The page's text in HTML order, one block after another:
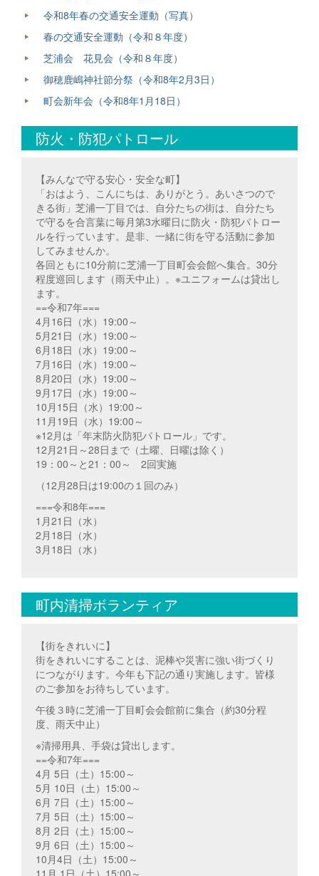
令和8年春の交通安全運動（写真）
春の交通安全運動（令和８年度）
芝浦会 花見会（令和８年度）
御穂鹿嶋神社節分祭（令和8年2月3日）
町会新年会（令和8年1月18日）
防火・防犯パトロール
【みんなで守る安心・安全な町】
「おはよう、こんにちは、ありがとう。あいさつので
きる街」芝浦一丁目では、自分たちの街は、自分たち
で守るを合言葉に毎月第3水曜日に防火・防犯パトロー
ルを行っています。是非、一緒に街を守る活動に参加
してみませんか。
各回ともに10分前に芝浦一丁目町会会館へ集合。30分
程度巡回します（雨天中止）。※ユニフォームは貸出し
ます。
==令和7年===
4月16日（水）19:00～
5月21日（水）19:00～
6月18日（水）19:00～
7月16日（水）19:00～
8月20日（水）19:00～
9月17日（水）19:00～
10月15日（水）19:00～
11月19日（水）19:00～
※12月は「年末防火防犯パトロール」です。
12月21日～28日まで（土曜、日曜は除く）
19：00～と21：00～ 2回実施
（12月28日は19:00の１回のみ）
===令和8年===
1月21日（水）
2月18日（水）
3月18日（水）
町内清掃ボランティア
【街をきれいに】
街をきれいにすることは、泥棒や災害に強い街づくり
につながります。今年も下記の通り実施します。皆様
のご参加をお待ちしています。
午後３時に芝浦一丁目町会会館前に集合（約30分程
度、雨天中止）
※清掃用具、手袋は貸出します。
==令和7年===
4月 5日（土）15:00～
5月 10日（土）15:00～
6月 7日（土）15:00～
7月 5日（土）15:00～
8月 2日（土）15:00～
9月 6日（土）15:00～
10月4日（土）15:00～
11月 1日（土）15:00～